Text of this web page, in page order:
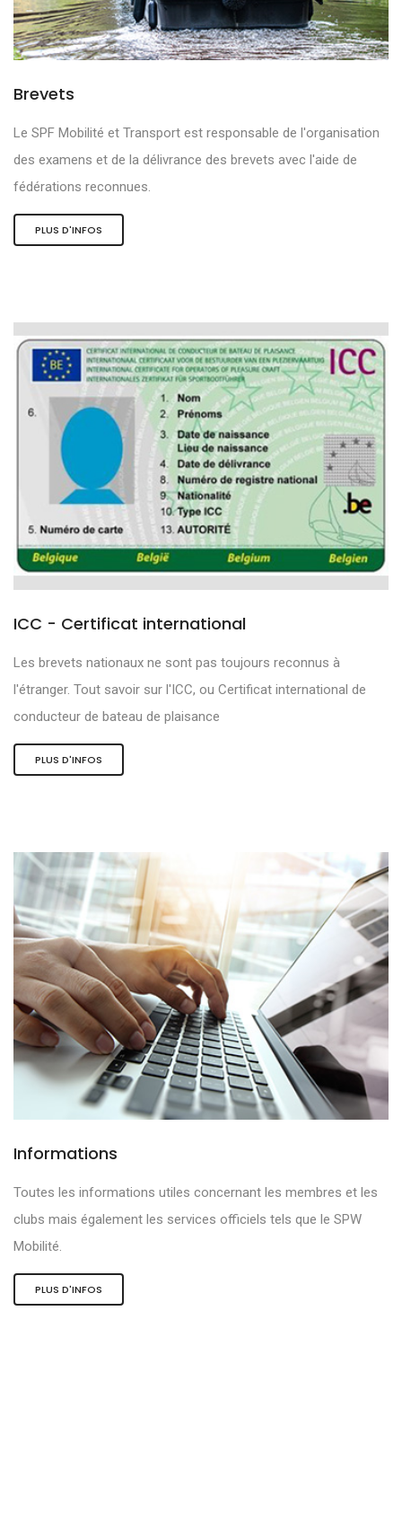
Brevets
Le SPF Mobilité et Transport est responsable de l'organisation
des examens et de la délivrance des brevets avec l'aide de
fédérations reconnues.
PLUS D'INFOS
ICC - Certificat international
Les brevets nationaux ne sont pas toujours reconnus à
l'étranger. Tout savoir sur l'ICC, ou Certificat international de
conducteur de bateau de plaisance
PLUS D'INFOS
Informations
Toutes les informations utiles concernant les membres et les
clubs mais également les services officiels tels que le SPW
Mobilité.
PLUS D'INFOS